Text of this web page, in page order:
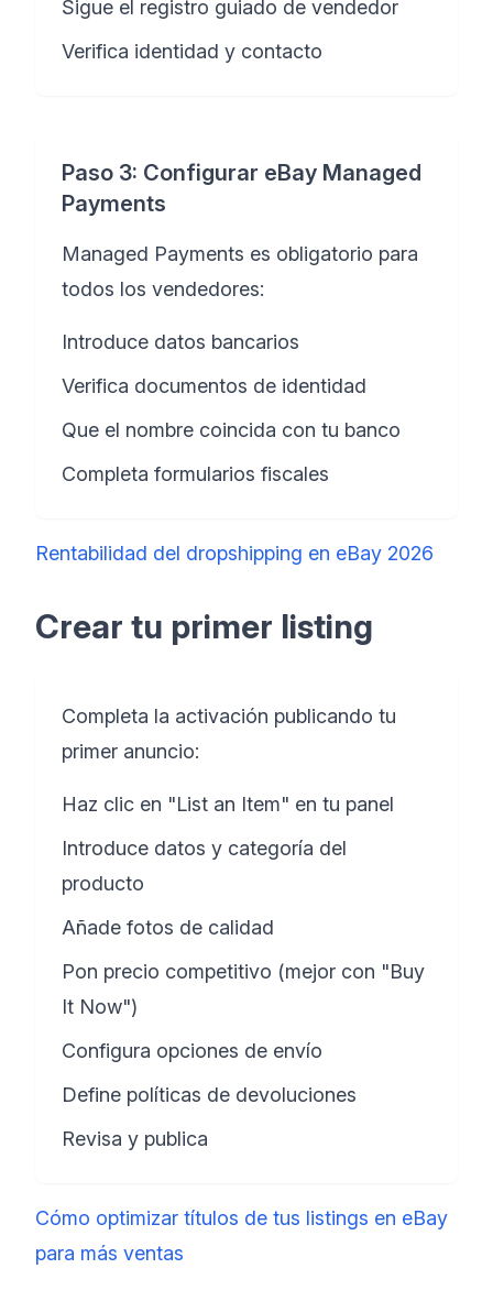
Sigue el registro guiado de vendedor
Verifica identidad y contacto
Paso 3: Configurar eBay Managed
Payments
Managed Payments es obligatorio para
todos los vendedores:
Introduce datos bancarios
Verifica documentos de identidad
Que el nombre coincida con tu banco
Completa formularios fiscales
Rentabilidad del dropshipping en eBay 2026
Crear tu primer listing
Completa la activación publicando tu
primer anuncio:
Haz clic en "List an Item" en tu panel
Introduce datos y categoría del
producto
Añade fotos de calidad
Pon precio competitivo (mejor con "Buy
It Now")
Configura opciones de envío
Define políticas de devoluciones
Revisa y publica
Cómo optimizar títulos de tus listings en eBay
para más ventas